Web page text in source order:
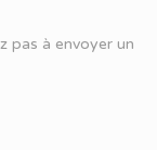
pas à envoyer un